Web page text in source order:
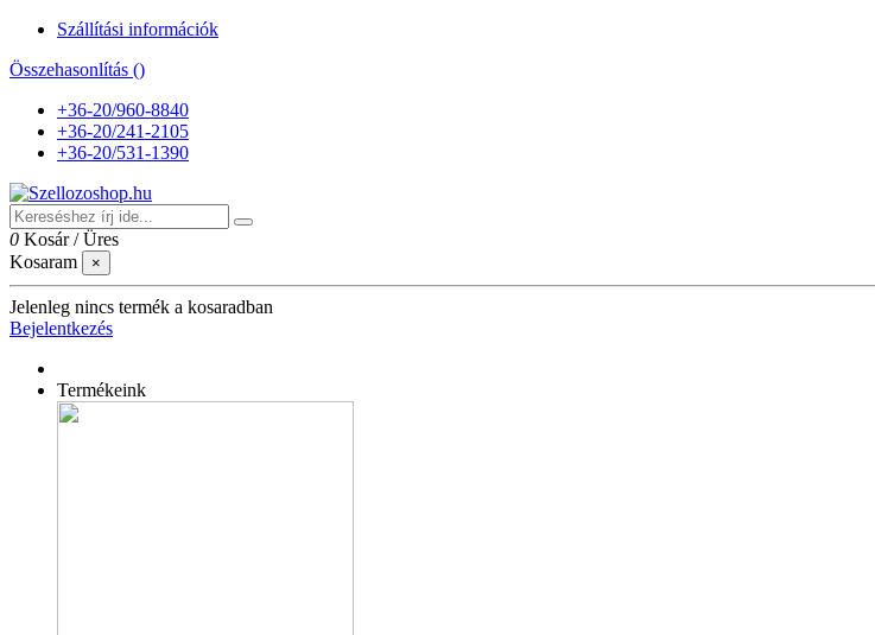
Szállítási információk
Összehasonlítás ()
+36-20/960-8840
+36-20/241-2105
+36-20/531-1390
0 Kosár /Üres
Kosaram
×
Jelenleg nincs termék a kosaradban
Bejelentkezés
Termékeink